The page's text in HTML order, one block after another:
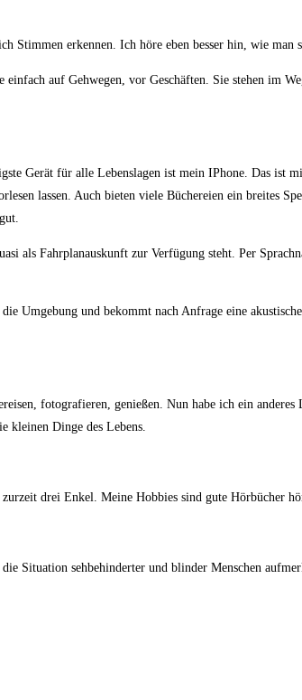
erkennen. Ich höre eben besser hin, wie man
auf Gehwegen, vor Geschäften. Sie stehen im
Gerät für alle Lebenslagen ist mein IPhone. Das ist
lassen. Auch bieten viele Büchereien ein breites
als Fahrplanauskunft zur Verfügung steht. Per
Umgebung und bekommt nach Anfrage eine
fotografieren, genießen. Nun habe ich ein
kleinen Dinge des Lebens.
drei Enkel. Meine Hobbies sind gute Hörbücher
Situation sehbehinderter und blinder Menschen